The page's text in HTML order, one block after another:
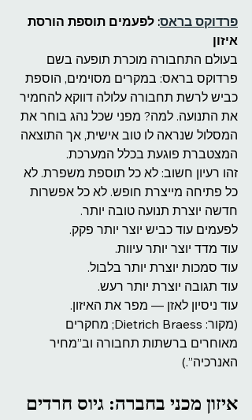
פרדוקס בראס: לפעמים תוספת הורסת
איזון
בעולם התחבורה מוכרת תופעה בשם
פרדוקס בראס: במקרים מסוימים, הוספת
כביש לרשת תחבורה עלולה דווקא להחמיר
את התנועה. למה? מפני שכל נהג בוחר את
המסלול שנראה לו טוב אישית, אך התוצאה
המצטברת פוגעת בכלל המערכת.
זהו רעיון חשוב: לא כל תוספת משפרת. לא
כל פתיחה מייצרת חופש. לא כל אפשרות
חדשה יוצרת תנועה טובה יותר.
לפעמים עוד כביש יוצר יותר פקק.
עוד מדד יוצר יותר עיוות.
עוד סמכות יוצרת יותר בלבול.
עוד תגובה יוצרת יותר רעש.
עוד ניסיון לאזן — מפר את האיזון.
(מקור: Dietrich Braess; מחקרים
מאוחרים ברשתות תחבורה וב”מחיר
האנרכיה”.)
איזון מכני בחברה: גיוס חרדים